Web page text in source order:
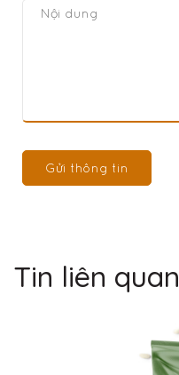
Gửi thông tin
Tin liên quan